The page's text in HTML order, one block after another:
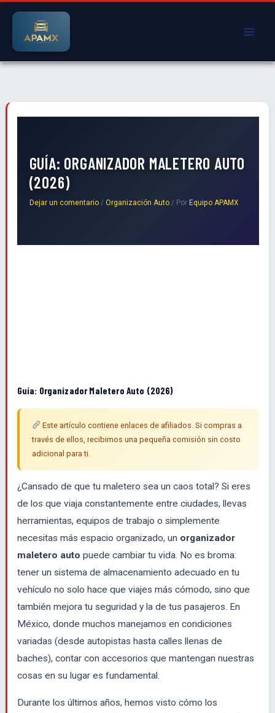
contenido
GUÍA: ORGANIZADOR MALETERO AUTO
(2026)
Dejar un comentario / Organización Auto/ Por Equipo APAMX
Guía: Organizador Maletero Auto (2026)
Este artículo contiene enlaces de afiliados. Si compras a
través de ellos, recibimos una pequeña comisión sin costo
adicional para ti.
¿Cansado de que tu maletero sea un caos total? Si eres
de los que viaja constantemente entre ciudades, llevas
herramientas, equipos de trabajo o simplemente
necesitas más espacio organizado, un organizador
maletero auto puede cambiar tu vida. No es broma:
tener un sistema de almacenamiento adecuado en tu
vehículo no solo hace que viajes más cómodo, sino que
también mejora tu seguridad y la de tus pasajeros. En
México, donde muchos manejamos en condiciones
variadas (desde autopistas hasta calles llenas de
baches), contar con accesorios que mantengan nuestras
cosas en su lugar es fundamental.
Durante los últimos años, hemos visto cómo los